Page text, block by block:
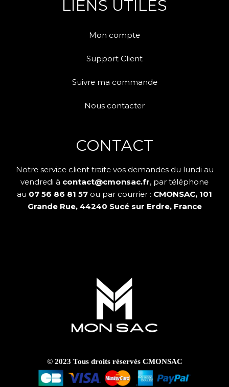
LIENS UTILES
Mon compte
Support Client
Suivre ma commande
Nous contacter
CONTACT
Notre service client traite vos demandes du lundi au
vendredi à contact@cmonsac.fr, par téléphone
au 07 56 86 81 57 ou par courrier : CMONSAC, 101
Grande Rue, 44240 Sucé sur Erdre, France
© 2023 Tous droits réservés CMONSAC